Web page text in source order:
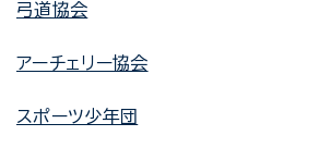
弓道協会
アーチェリー協会
スポーツ少年団